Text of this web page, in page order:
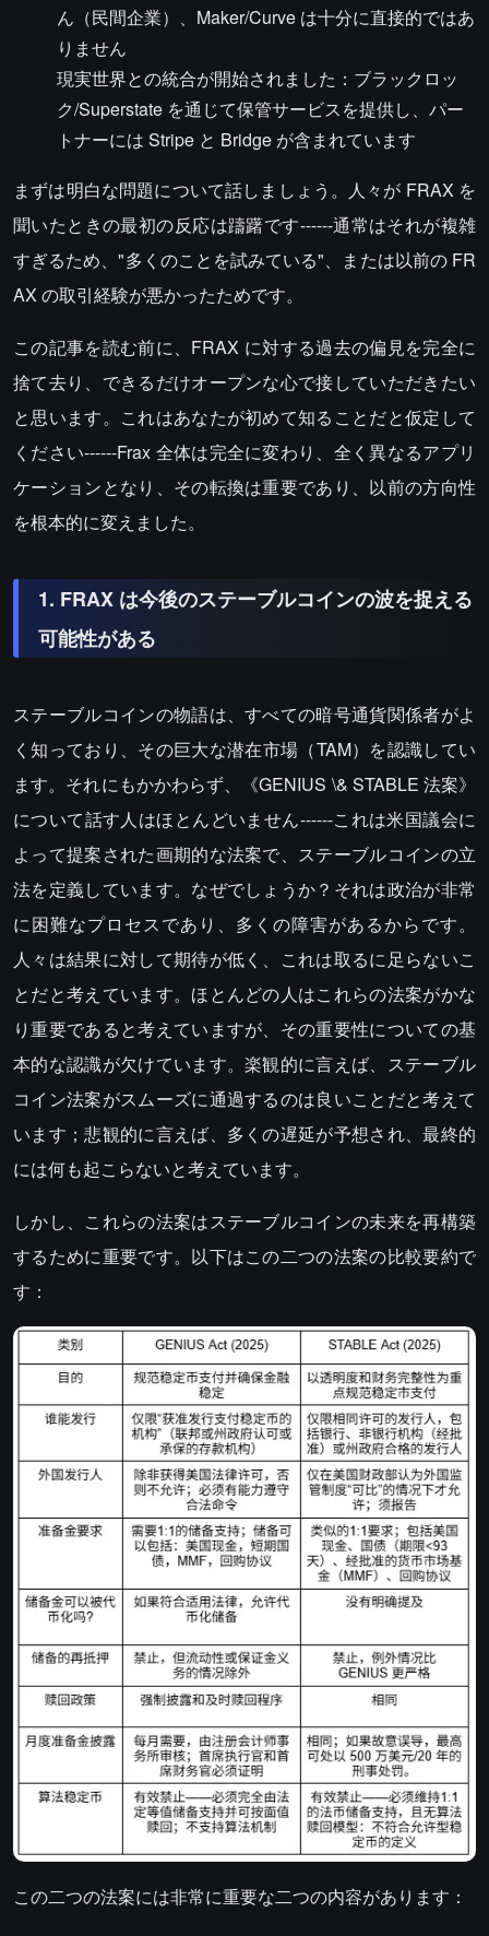
ん（民間企業）、Maker/Curve は十分に直接的ではあ
りません
現実世界との統合が開始されました：ブラックロッ
ク/Superstate を通じて保管サービスを提供し、パー
トナーには Stripe と Bridge が含まれています
まずは明白な問題について話しましょう。人々が FRAX を
聞いたときの最初の反応は躊躇です------通常はそれが複雑
すぎるため、"多くのことを試みている"、または以前の FR
AX の取引経験が悪かったためです。
この記事を読む前に、FRAX に対する過去の偏見を完全に
捨て去り、できるだけオープンな心で接していただきたい
と思います。これはあなたが初めて知ることだと仮定して
ください------Frax 全体は完全に変わり、全く異なるアプリ
ケーションとなり、その転換は重要であり、以前の方向性
を根本的に変えました。
1. FRAX は今後のステーブルコインの波を捉える
可能性がある
ステーブルコインの物語は、すべての暗号通貨関係者がよ
く知っており、その巨大な潜在市場（TAM）を認識してい
ます。それにもかかわらず、《GENIUS \& STABLE 法案》
について話す人はほとんどいません------これは米国議会に
よって提案された画期的な法案で、ステーブルコインの立
法を定義しています。なぜでしょうか？それは政治が非常
に困難なプロセスであり、多くの障害があるからです。
人々は結果に対して期待が低く、これは取るに足らないこ
とだと考えています。ほとんどの人はこれらの法案がかな
り重要であると考えていますが、その重要性についての基
本的な認識が欠けています。楽観的に言えば、ステーブル
コイン法案がスムーズに通過するのは良いことだと考えて
います；悲観的に言えば、多くの遅延が予想され、最終的
には何も起こらないと考えています。
しかし、これらの法案はステーブルコインの未来を再構築
するために重要です。以下はこの二つの法案の比較要約で
す：
この二つの法案には非常に重要な二つの内容があります：